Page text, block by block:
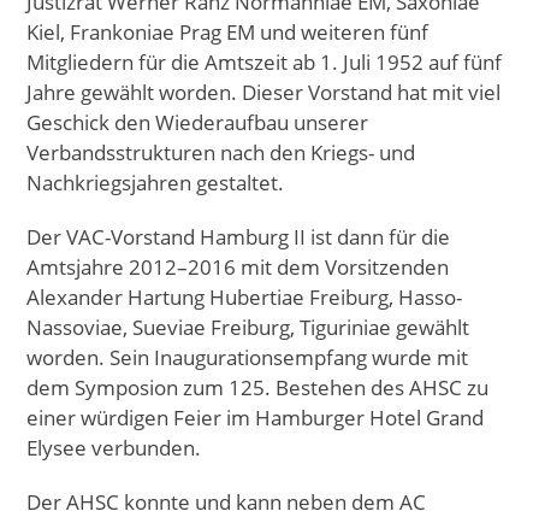
Kiel, Frankoniae Prag EM und weiteren fünf
Mitgliedern für die Amtszeit ab 1. Juli 1952 auf fünf
Jahre gewählt worden. Dieser Vorstand hat mit viel
Geschick den Wiederaufbau unserer
Verbandsstrukturen nach den Kriegs- und
Nachkriegsjahren gestaltet.
Der VAC-Vorstand Hamburg II ist dann für die
Amtsjahre 2012–2016 mit dem Vorsitzenden
Alexander Hartung Hubertiae Freiburg, Hasso-
Nassoviae, Sueviae Freiburg, Tiguriniae gewählt
worden. Sein Inaugurationsempfang wurde mit
dem Symposion zum 125. Bestehen des AHSC zu
einer würdigen Feier im Hamburger Hotel Grand
Elysee verbunden.
Der AHSC konnte und kann neben dem AC